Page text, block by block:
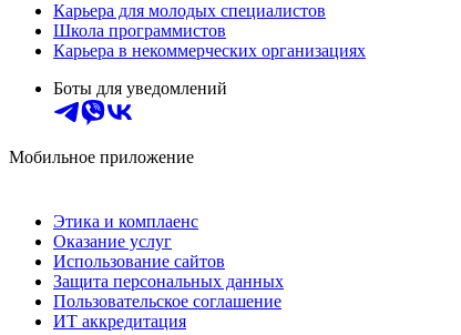
Карьера для молодых специалистов
Школа программистов
Карьера в некоммерческих организациях
Боты для уведомлений
Мобильное приложение
Этика и комплаенс
Оказание услуг
Использование сайтов
Защита персональных данных
Пользовательское соглашение
ИТ аккредитация